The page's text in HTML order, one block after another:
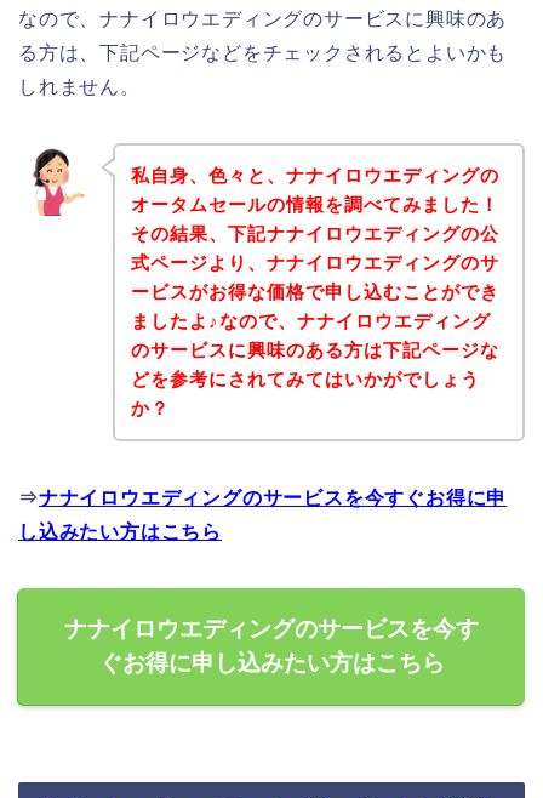
なので、ナナイロウエディングのサービスに興味のあ
る方は、下記ページなどをチェックされるとよいかも
しれません。
私自身、色々と、ナナイロウエディングの
オータムセールの情報を調べてみました！
その結果、下記ナナイロウエディングの公
式ページより、ナナイロウエディングのサ
ービスがお得な価格で申し込むことができ
ましたよ♪なので、ナナイロウエディング
のサービスに興味のある方は下記ページな
どを参考にされてみてはいかがでしょう
か？
⇒ナナイロウエディングのサービスを今すぐお得に申
し込みたい方はこちら
ナナイロウエディングのサービスを今す
ぐお得に申し込みたい方はこちら